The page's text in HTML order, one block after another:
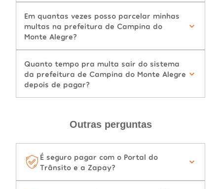
Em quantas vezes posso parcelar minhas
multas na prefeitura de Campina do
Monte Alegre?
Quanto tempo pra multa sair do sistema
da prefeitura de Campina do Monte Alegre
depois de pagar?
Outras perguntas
É seguro pagar com o Portal do
Trânsito e a Zapay?